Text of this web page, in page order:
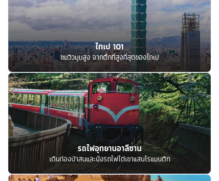
ไทเป 101
ชมวิวมุมสูง จากตึกที่สูงที่สุดของไทเป
รถไฟอุทยานอาลีซาน
เดินท่องป่าสนและนั่งรถไฟไต่เขาแสนโรแมนติก